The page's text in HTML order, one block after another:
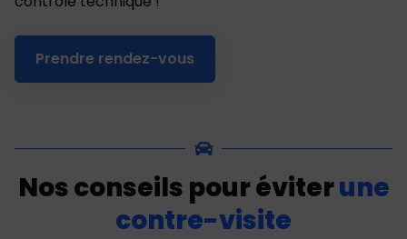
Prendre rendez-vous
Nos conseils pour éviterune
contre-visite